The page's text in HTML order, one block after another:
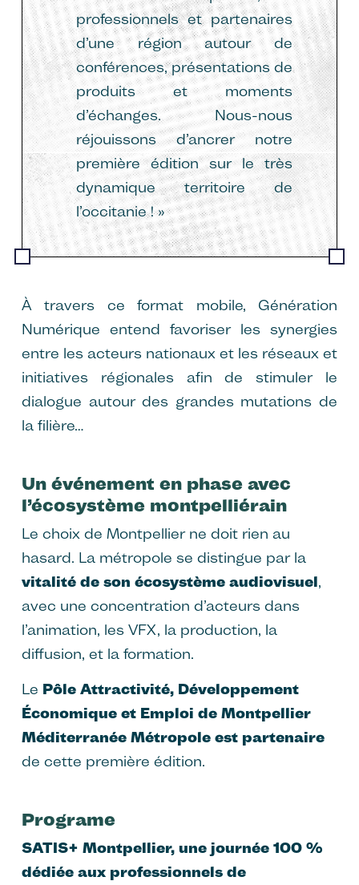
professionnels et partenaires
d’une région autour de
conférences, présentations de
produits et moments
d’échanges. Nous-nous
réjouissons d’ancrer notre
première édition sur le très
dynamique territoire de
l’occitanie ! »
À travers ce format mobile, Génération
Numérique entend favoriser les synergies
entre les acteurs nationaux et les réseaux et
initiatives régionales afin de stimuler le
dialogue autour des grandes mutations de
la filière…
Un événement en phase avec
l’écosystème montpelliérain
Le choix de Montpellier ne doit rien au
hasard. La métropole se distingue par la
vitalité de son écosystème audiovisuel,
avec une concentration d’acteurs dans
l’animation, les VFX, la production, la
diffusion, et la formation.
Le Pôle Attractivité, Développement
Économique et Emploi de Montpellier
Méditerranée Métropole est partenaire
de cette première édition.
Programe
SATIS+ Montpellier, une journée 100 %
dédiée aux professionnels de